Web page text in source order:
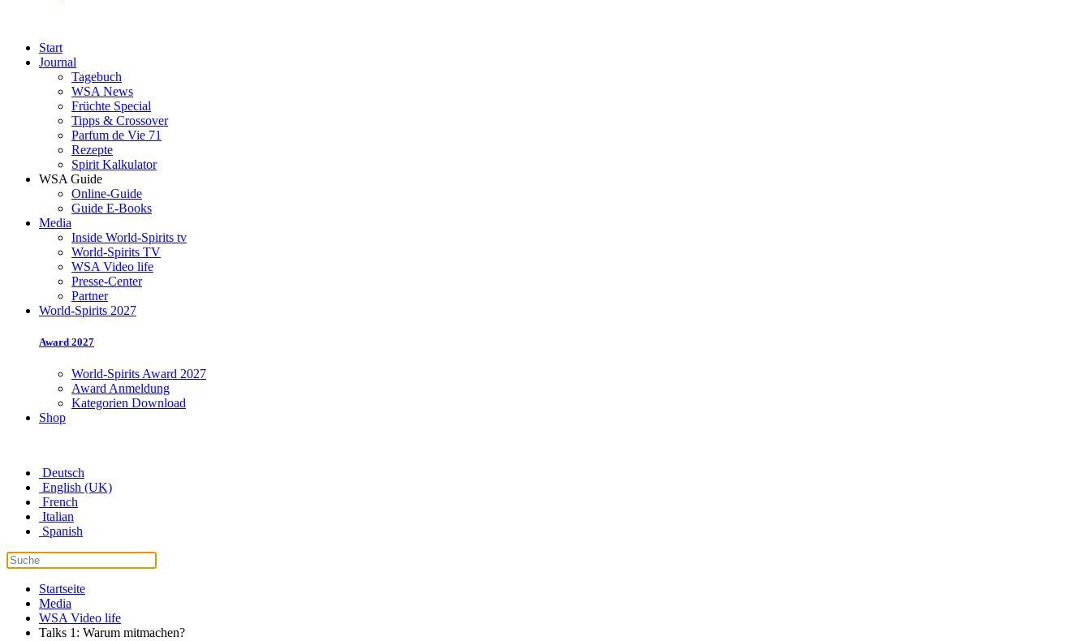
Start
Journal
Tagebuch
WSA News
Früchte Special
Tipps & Crossover
Parfum de Vie 71
Rezepte
Spirit Kalkulator
WSA Guide
Online-Guide
Guide E-Books
Media
Inside World-Spirits tv
World-Spirits TV
WSA Video life
Presse-Center
Partner
World-Spirits 2027
Award 2027
World-Spirits Award 2027
Award Anmeldung
Kategorien Download
Shop
Deutsch
English (UK)
French
Italian
Spanish
Startseite
Media
WSA Video life
Talks 1: Warum mitmachen?